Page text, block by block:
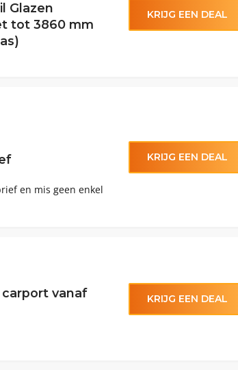
Glazen
tot 3860 mm
KRIJG EEN DEAL
en mis geen enkel
KRIJG EEN DEAL
carport vanaf
KRIJG EEN DEAL